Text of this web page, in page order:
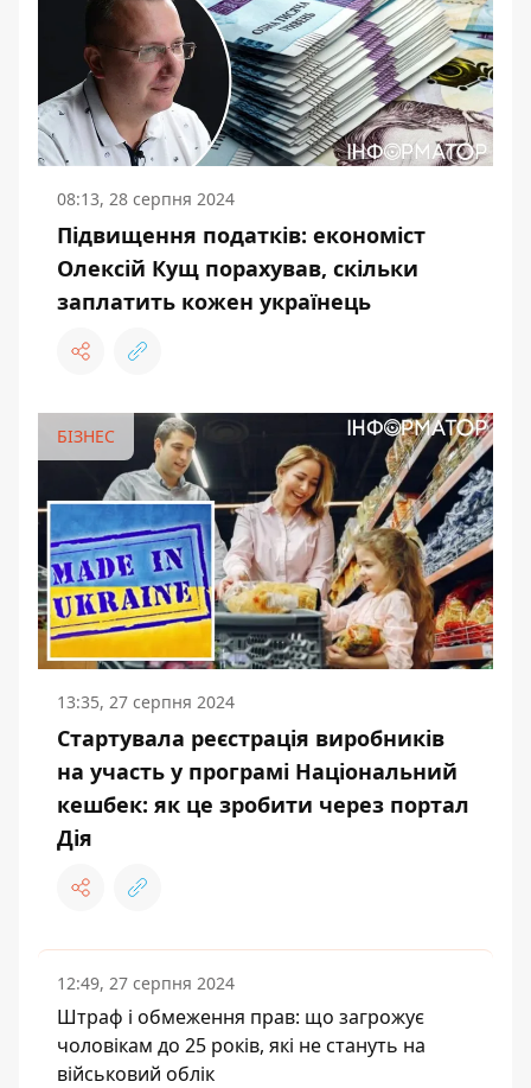
08:13, 28 серпня 2024
Підвищення податків: економіст
Олексій Кущ порахував, скільки
заплатить кожен українець
БІЗНЕС
13:35, 27 серпня 2024
Стартувала реєстрація виробників
на участь у програмі Національний
кешбек: як це зробити через портал
Дія
12:49, 27 серпня 2024
Штраф і обмеження прав: що загрожує
чоловікам до 25 років, які не стануть на
військовий облік